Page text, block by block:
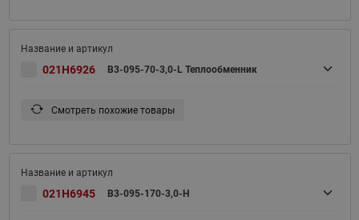
021H6926 B3-095-70-3,0-L Теплообменник
Смотреть похожие товары
021H6945 B3-095-170-3,0-H